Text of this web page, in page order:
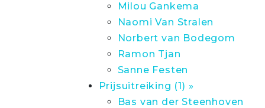
Milou Gankema
Naomi Van Stralen
Norbert van Bodegom
Ramon Tjan
Sanne Festen
Prijsuitreiking (1) »
Bas van der Steenhoven